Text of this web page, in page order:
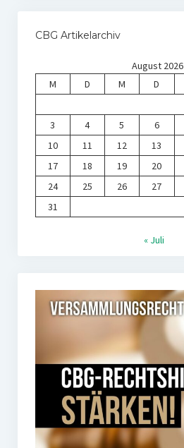
CBG Artikelarchiv
August 2026
M
D M D
3
4 5 6
10
11 12 13
17
18 19 20
24
25 26 27
31
« Juli